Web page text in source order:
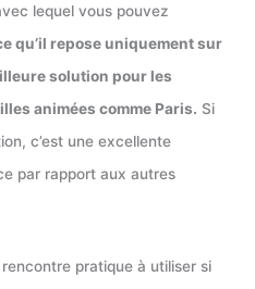
lequel vous pouvez
qu’il repose uniquement sur
solution pour les
animées comme Paris. Si
c’est une excellente
par rapport aux autres
pratique à utiliser si